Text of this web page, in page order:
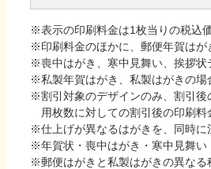
※表示の印刷料金は1枚当りの税込価
※印刷料金のほかに、郵便年賀はが
※喪中はがき、寒中見舞い、挨拶状
※私製年賀はがき、私製はがきの場
※割引対象のデザインのみ、割引後
用枚数に対しての割引後の印刷料
※仕上げが異なるはがきを、同時に
※年賀状・喪中はがき・寒中見舞い
※郵便はがきと私製はがきの異なる